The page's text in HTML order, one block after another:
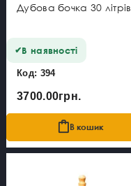
Дубова бочка 30 літрів
В наявності
Код: 394
3700.00грн.
В кошик